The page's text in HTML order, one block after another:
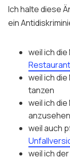
Ich halte diese
ein
weil ich
Restaurant
weil ich
tanzen
weil ich
anzusehen
weil auch
weil ich